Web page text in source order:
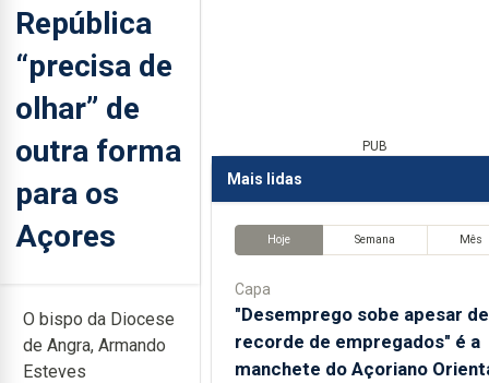
República
“precisa de
olhar” de
outra forma
para os
Açores
O bispo da Diocese
de Angra, Armando
Esteves
PUB
Mais lidas
Hoje Semana Mês
Capa
"Desemprego sobe apesar de
recorde de empregados" é a
manchete do Açoriano